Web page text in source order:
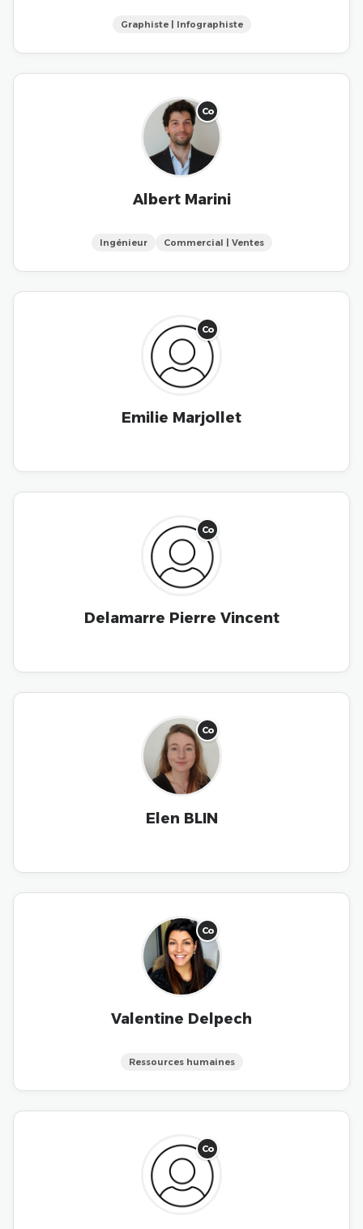
Graphiste | Infographiste
Co
Albert Marini
Ingénieur Commercial | Ventes
Co
Emilie Marjollet
Co
Delamarre Pierre Vincent
Co
Elen BLIN
Co
Valentine Delpech
Ressources humaines
Co